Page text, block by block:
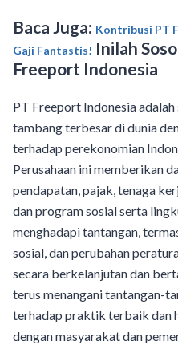
Baca Juga: Kontribusi PT
Gaji Fantastis! Inilah
Freeport Indonesia
PT Freeport Indonesia adalah
tambang terbesar di dunia
terhadap perekonomian
Perusahaan ini memberikan
pendapatan, pajak, tenaga
dan program sosial serta
menghadapi tantangan,
sosial, dan perubahan
secara berkelanjutan dan
terus menangani tantangan-
terhadap praktik terbaik dan
dengan masyarakat dan